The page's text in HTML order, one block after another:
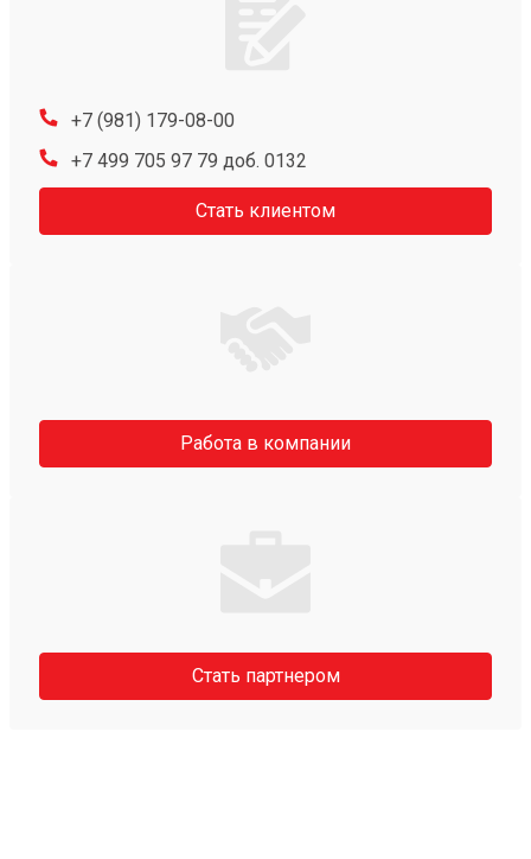
+7 (981) 179-08-00
+7 499 705 97 79 доб. 0132
Стать клиентом
Работа в компании
Стать партнером